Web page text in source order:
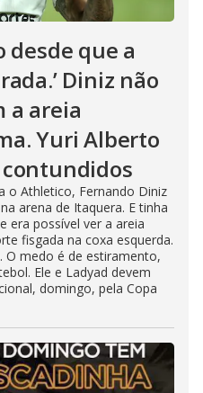
desde que a
Diniz não
a areia
Yuri Alberto
o Athletico, Fernando Diniz
arena de Itaquera. E tinha
era possível ver a areia
fisgada na coxa esquerda.
medo é de estiramento,
Ele e Ladyad devem
domingo, pela Copa